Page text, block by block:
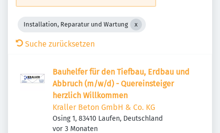
Installation, Reparatur und Wartung
Suche zurücksetzen
Bauhelfer für den Tiefbau, Erdbau und
Abbruch (m/w/d) - Quereinsteiger
herzlich Willkommen
Kraller Beton GmbH & Co. KG
Osing 1, 83410 Laufen, Deutschland
Veröffentlicht:
vor 3 Monaten